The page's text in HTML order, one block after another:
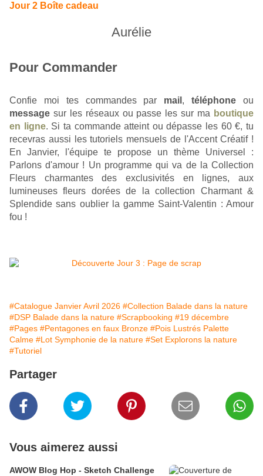
Jour 2 Boîte cadeau
Aurélie
Pour Commander
Confie moi tes commandes par mail , téléphone
message sur les réseaux ou passe les sur ma boutique
en ligne. Si ta commande atteint ou dépasse les 60 €, tu
recevras aussi les tutoriels mensuels de l'Accent Créatif !
En Janvier, l'équipe te propose un thème Universel :
Parlons d'amour ! Un programme qui va de la Collection
Fleurs charmantes des exclusivités en lignes, aux
lumineuses fleurs dorées de la collection Charmant &
Splendide sans oublier la gamme Saint-Valentin : Amour
fou !
#Catalogue Janvier Avril 2026 #Collection Balade dans la nature
#DSP Balade dans la nature #Scrapbooking #19 décembre
#Pages #Pentagones en faux Bronze #Pois Lustrés Palette
Calme #Lot Symphonie de la nature #Set Explorons la nature
#Tutoriel
Partager
Vous aimerez aussi
AWOW Blog Hop - Sketch Challenge